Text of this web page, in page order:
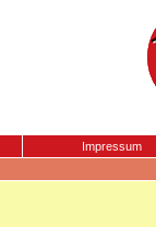
Impressum